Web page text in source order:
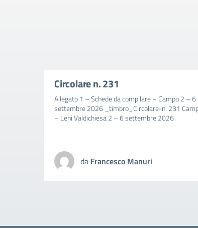
Circolare n. 231
Allegato 1 – Schede da compilare – Campo 2 – 6
settembre 2026 _timbro_Circolare-n. 231
– Leni Valdichiesa 2 – 6 settembre 2026
da Francesco Manuri